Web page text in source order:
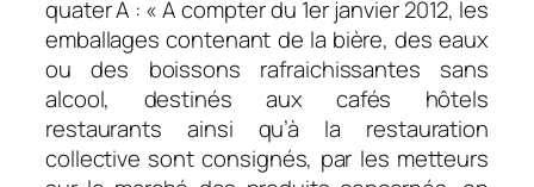
quater A : « A compter du 1er janvier 2012, les
emballages contenant de la bière, des eaux
ou des boissons rafraichissantes sans
alcool, destinés aux cafés hôtels
restaurants ainsi qu’à la restauration
collective sont consignés, par les metteurs